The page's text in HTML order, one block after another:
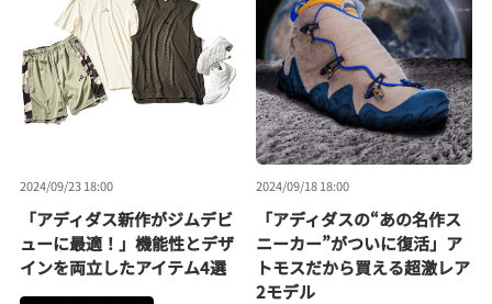
2024/09/23 18:00
「アディダス新作がジムデビ
ューに最適！」機能性とデザ
インを両立したアイテム4選
2024/09/18 18:00
「アディダスの“あの名作ス
ニーカー”がついに復活」ア
トモスだから買える超激レア
2モデル